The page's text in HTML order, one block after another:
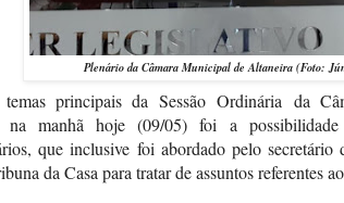
Plenário da Câmara Municipal de Altaneira (Foto:
principais da Sessão Ordinária da
na manhã hoje (09/05) foi a
que inclusive foi abordado pelo secretário
da Casa para tratar de assuntos referentes